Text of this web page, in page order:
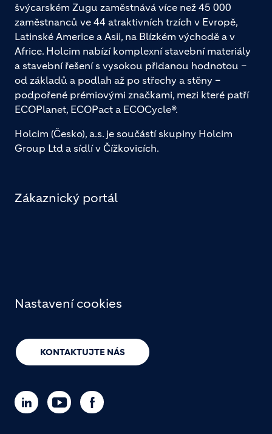
KONTAKTUJTE NÁS
švýcarském Zugu zaměstnává více než 45 000
zaměstnanců ve 44 atraktivních trzích v Evropě,
Latinské Americe a Asii, na Blízkém východě a v
Africe. Holcim nabízí komplexní stavební materiály
a stavební řešení s vysokou přidanou hodnotou –
od základů a podlah až po střechy a stěny –
podpořené prémiovými značkami, mezi které patří
ECOPlanet, ECOPact a ECOCycle®.
Holcim (Česko), a.s. je součástí skupiny Holcim
Group Ltd a sídlí v Čížkovicích.
Zákaznický portál
Nastavení cookies